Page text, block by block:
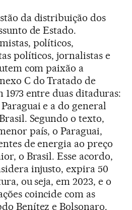
da distribuição dos
de Estado.
políticos,
políticos, jornalistas e
com paixão a
C do Tratado de
entre duas ditaduras:
e a do general
Segundo o texto,
país, o Paraguai,
de energia ao preço
o Brasil. Esse acordo,
injusto, expira 50
ou seja, em 2023, e o
coincide com as
Benítez e Bolsonaro.